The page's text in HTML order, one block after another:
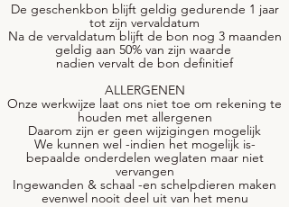
De geschenkbon blijft geldig gedurende 1 jaar
tot zijn vervaldatum
Na de vervaldatum blijft de bon nog 3 maanden
geldig aan 50% van zijn waarde
nadien vervalt de bon definitief
ALLERGENEN
Onze werkwijze laat ons niet toe om rekening te
houden met allergenen
Daarom zijn er geen wijzigingen mogelijk
We kunnen wel -indien het mogelijk is-
bepaalde onderdelen weglaten maar niet
vervangen
Ingewanden & schaal -en schelpdieren maken
evenwel nooit deel uit van het menu